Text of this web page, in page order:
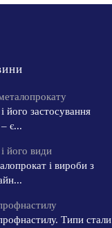
його застосування
є...
його види
і вироби з
Типи стали